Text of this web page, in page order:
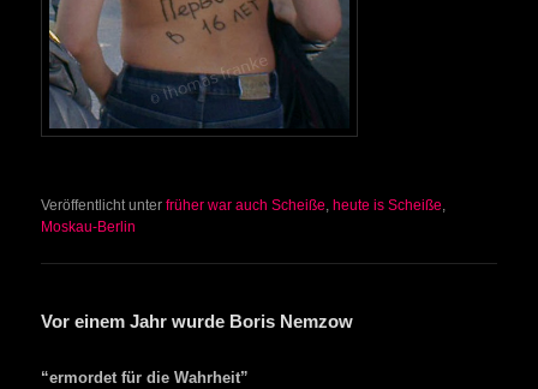
Veröffentlicht unter früher war auch Scheiße, heute is Scheiße,
Moskau-Berlin
Vor einem Jahr wurde Boris Nemzow
“ermordet für die Wahrheit”